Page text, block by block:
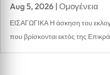
Aug 5, 2026 |Ομογένεια
ΕΙΣΑΓΩΓΙΚΑ Η άσκηση του
που βρίσκονται εκτός της